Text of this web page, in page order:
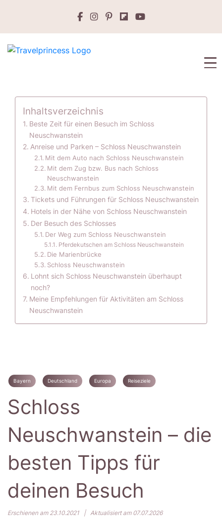
Inhaltsverzeichnis
Beste Zeit für einen Besuch im Schloss
Neuschwanstein
Anreise und Parken – Schloss Neuschwanstein
Mit dem Auto nach Schloss Neuschwanstein
Mit dem Zug bzw. Bus nach Schloss
Neuschwanstein
Mit dem Fernbus zum Schloss Neuschwanstein
Tickets und Führungen für Schloss Neuschwanstein
Hotels in der Nähe von Schloss Neuschwanstein
Der Besuch des Schlosses
Der Weg zum Schloss Neuschwanstein
Pferdekutschen am Schloss Neuschwanstein
Die Marienbrücke
Schloss Neuschwanstein
Lohnt sich Schloss Neuschwanstein überhaupt
noch?
Meine Empfehlungen für Aktivitäten am Schloss
Neuschwanstein
Bayern Deutschland Europa Reiseziele
Schloss
Neuschwanstein – die
besten Tipps für
deinen Besuch
Erschienen am 23.10.2021 | Aktualisiert am 07.07.2026